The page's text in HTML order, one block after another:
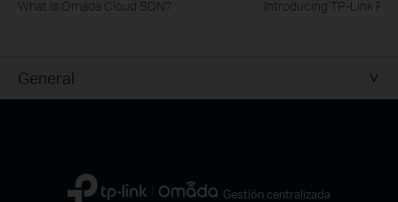
What is Omada Cloud SDN? Introducing TP-Link
General
Gestión centralizada